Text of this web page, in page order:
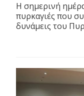
Η σημερινή
πυρκαγιές που
δυνάμεις του